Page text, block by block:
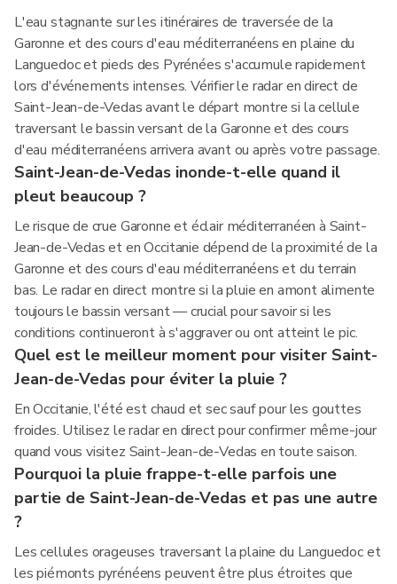
L'eau stagnante sur les itinéraires de traversée de la
Garonne et des cours d'eau méditerranéens en plaine du
Languedoc et pieds des Pyrénées s'accumule rapidement
lors d'événements intenses. Vérifier le radar en direct de
Saint-Jean-de-Vedas avant le départ montre si la cellule
traversant le bassin versant de la Garonne et des cours
d'eau méditerranéens arrivera avant ou après votre passage.
Saint-Jean-de-Vedas inonde-t-elle quand il
pleut beaucoup ?
Le risque de crue Garonne et éclair méditerranéen à Saint-
Jean-de-Vedas et en Occitanie dépend de la proximité de la
Garonne et des cours d'eau méditerranéens et du terrain
bas. Le radar en direct montre si la pluie en amont alimente
toujours le bassin versant — crucial pour savoir si les
conditions continueront à s'aggraver ou ont atteint le pic.
Quel est le meilleur moment pour visiter Saint-
Jean-de-Vedas pour éviter la pluie ?
En Occitanie, l'été est chaud et sec sauf pour les gouttes
froides. Utilisez le radar en direct pour confirmer même-jour
quand vous visitez Saint-Jean-de-Vedas en toute saison.
Pourquoi la pluie frappe-t-elle parfois une
partie de Saint-Jean-de-Vedas et pas une autre
?
Les cellules orageuses traversant la plaine du Languedoc et
les piémonts pyrénéens peuvent être plus étroites que